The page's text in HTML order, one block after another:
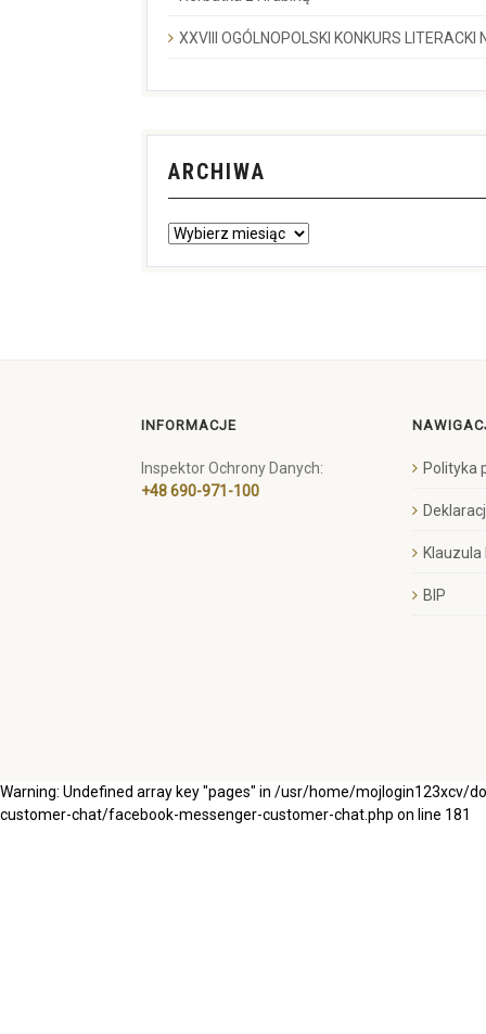
XXVIII OGÓLNOPOLSKI KONKURS
ARCHIWA
INFORMACJE
Inspektor Ochrony Danych:
+48 690-971-100
Polityka
BIP
Warning: Undefined array key "pages" in /usr/home/
customer-chat/facebook-messenger-customer-chat.php on line 181